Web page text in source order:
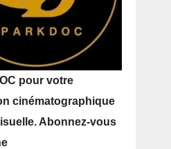
pour votre
cinématographique
Abonnez-vous